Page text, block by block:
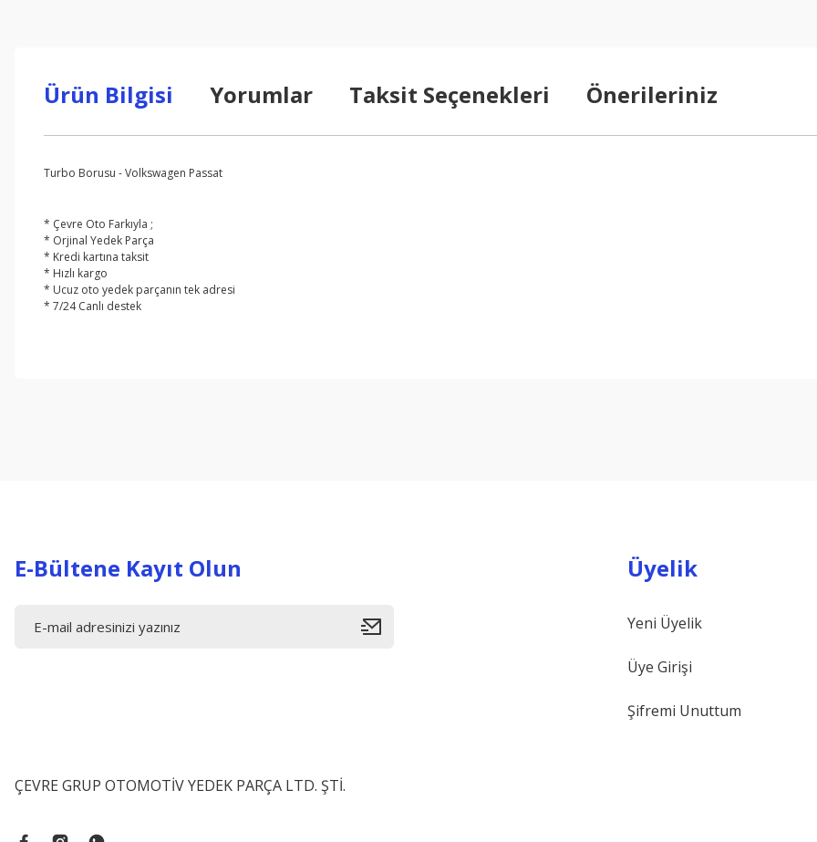
Ürün Bilgisi Yorumlar Taksit Seçenekleri Önerileriniz
Turbo Borusu - Volkswagen Passat
* Çevre Oto Farkıyla ;
* Orjinal Yedek Parça
* Kredi kartına taksit
* Hızlı kargo
* Ucuz oto yedek parçanın tek adresi
* 7/24 Canlı destek
E-Bültene Kayıt Olun
ÇEVRE GRUP OTOMOTİV YEDEK PARÇA LTD. ŞTİ.
Üyelik
Yeni Üyelik
Üye Girişi
Şifremi Unuttum